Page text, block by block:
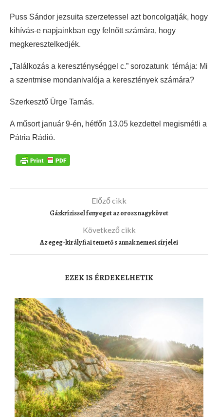
Puss Sándor jezsuita szerzetessel azt boncolgatják, hogy
kihívás-e napjainkban egy felnőtt számára, hogy
megkeresztelkedjék.
„Találkozás a kereszténységgel c.” sorozatunk témája: Mi
a szentmise mondanivalója a keresztények számára?
Szerkesztő Ürge Tamás.
A műsort január 9-én, hétfőn 13.05 kezdettel megismétli a
Pátria Rádió.
Előző cikk
Gázkrízissel fenyeget az orosz nagykövet
Következő cikk
Az egeg-királyfiai temető s annak nemesi sírjelei
EZEK IS ÉRDEKELHETIK